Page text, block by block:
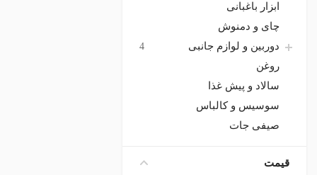
ابزار باغبانی
چای و دمنوش
دوربین و لوازم جانبی
4
روغن
سالاد و پیش غذا
سوسیس و کالباس
صیفی جات
کنسرو و غذای آماده 6 قیمت